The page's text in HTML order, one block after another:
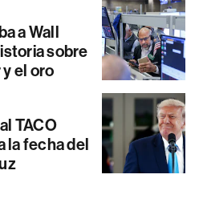
a Wall
sobre
el oro
TACO
la fecha del